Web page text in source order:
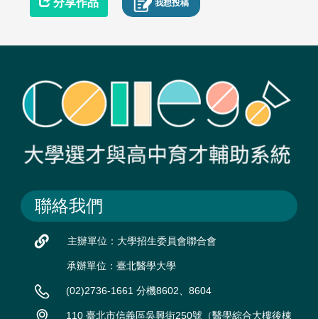
分享作品 我想投稿
聯絡我們
主辦單位：大學招生委員會聯合會
承辦單位：臺北醫學大學
(02)2736-1661 分機8602、8604
110 臺北市信義區吳興街250號（醫學綜合大樓後棟